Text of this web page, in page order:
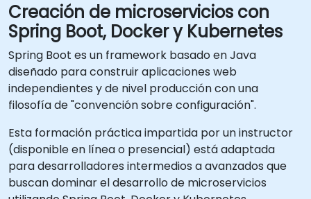
Creación de microservicios con
Spring Boot, Docker y Kubernetes
Spring Boot es un framework basado en Java
diseñado para construir aplicaciones web
independientes y de nivel producción con una
filosofía de "convención sobre configuración".
Esta formación práctica impartida por un instructor
(disponible en línea o presencial) está adaptada
para desarrolladores intermedios a avanzados que
buscan dominar el desarrollo de microservicios